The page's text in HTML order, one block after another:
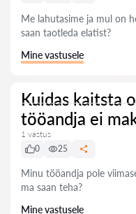
Me lahutasime ja mul on
saan taotleda elatist?
Mine vastusele
Kuidas kaitsta
tööandja ei
1 vastus
0
25
Minu tööandja pole
ma saan teha?
Mine vastusele